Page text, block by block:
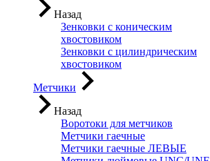
Назад
Зенковки с коническим
хвостовиком
Зенковки с цилиндрическим
хвостовиком
Метчики
Назад
Воротоки для метчиков
Метчики гаечные
Метчики гаечные ЛЕВЫЕ